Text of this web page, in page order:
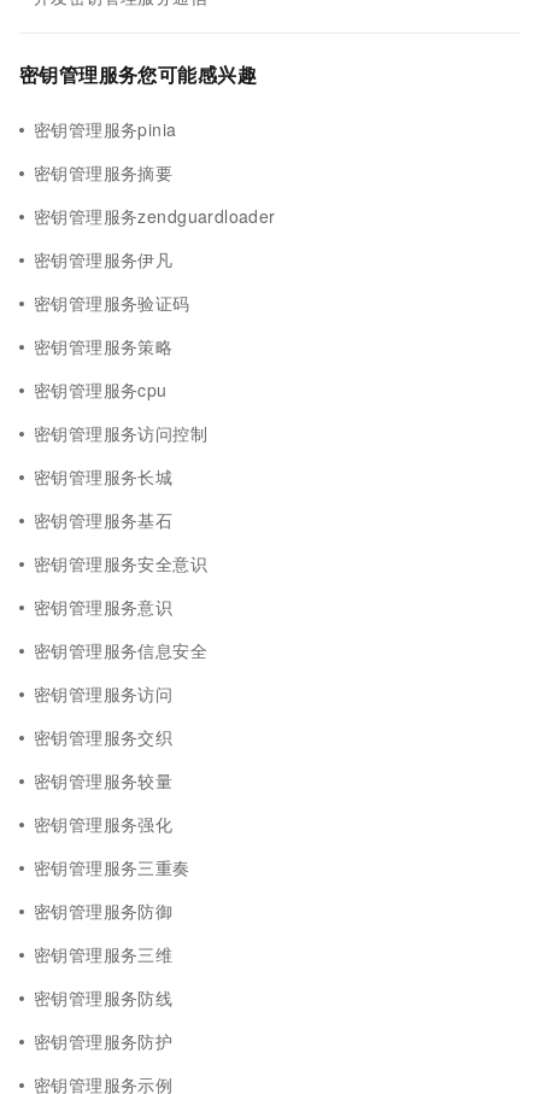
密钥管理服务您可能感兴趣
密钥管理服务pinia
密钥管理服务摘要
密钥管理服务zendguardloader
密钥管理服务伊凡
密钥管理服务验证码
密钥管理服务策略
密钥管理服务cpu
密钥管理服务访问控制
密钥管理服务长城
密钥管理服务基石
密钥管理服务安全意识
密钥管理服务意识
密钥管理服务信息安全
密钥管理服务访问
密钥管理服务交织
密钥管理服务较量
密钥管理服务强化
密钥管理服务三重奏
密钥管理服务防御
密钥管理服务三维
密钥管理服务防线
密钥管理服务防护
密钥管理服务示例